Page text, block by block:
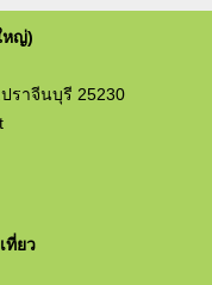
หญ่)
ราจีนบุรี 25230
ที่ยว